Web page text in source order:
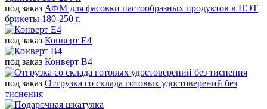
под заказ АФМ для фасовки пастообразных продуктов в ПЭТ
брикеты 180-250 г.
под заказ Конверт Е4
под заказ Конверт B4
под заказ Отгрузка со склада готовых удостоверений без
тиснения